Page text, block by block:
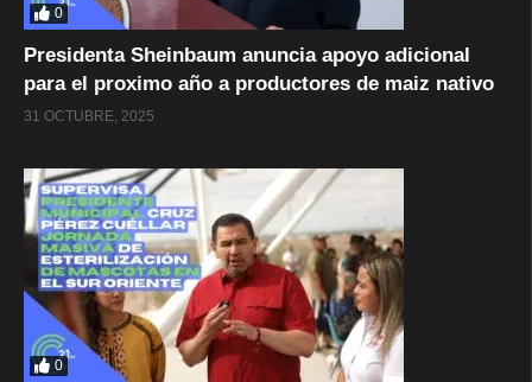
0
Presidenta Sheinbaum anuncia apoyo adicional
para el proximo año a productores de maiz nativo
31 OCTUBRE, 2025
0